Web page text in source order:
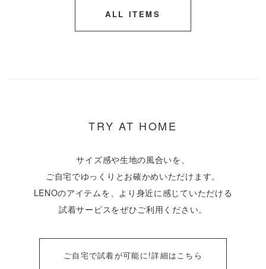
ALL ITEMS
TRY AT HOME
サイズ感や生地の風合いを、
ご自宅でゆっくりとお確かめいただけます。
LENOのアイテムを、より身近に感じていただける
試着サービスをぜひご利用ください。
ご自宅で試着が可能に!詳細はこちら